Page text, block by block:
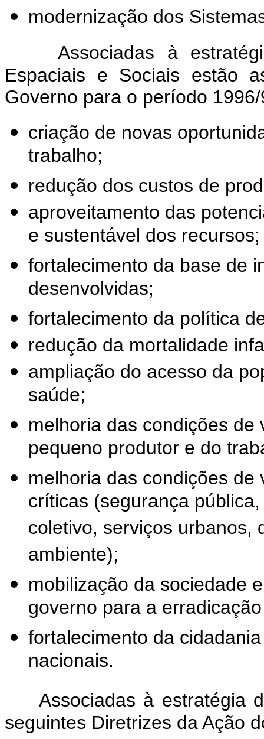
modernização dos
Associadas à
Espaciais e Sociais estão
Governo para o período
criação de novas
trabalho;
redução dos custos de
aproveitamento das
e sustentável dos recursos;
fortalecimento da base de
desenvolvidas;
fortalecimento da política
redução da mortalidade
ampliação do acesso da
saúde;
melhoria das condições
pequeno produtor e do
melhoria das condições
críticas (segurança
coletivo, serviços urbanos,
ambiente);
mobilização da sociedade
governo para a
fortalecimento da
nacionais.
Associadas à estratégia
seguintes Diretrizes da Ação